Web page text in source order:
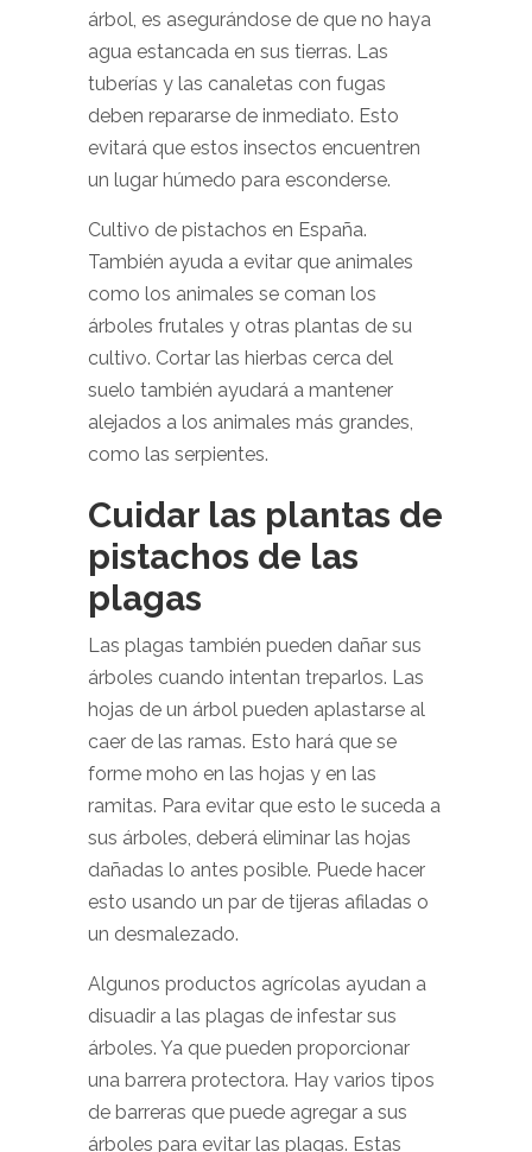
árbol, es asegurándose de que no haya
agua estancada en sus tierras. Las
tuberías y las canaletas con fugas
deben repararse de inmediato. Esto
evitará que estos insectos encuentren
un lugar húmedo para esconderse.
Cultivo de pistachos en España.
También ayuda a evitar que animales
como los animales se coman los
árboles frutales y otras plantas de su
cultivo. Cortar las hierbas cerca del
suelo también ayudará a mantener
alejados a los animales más grandes,
como las serpientes.
Cuidar las plantas de
pistachos de las
plagas
Las plagas también pueden dañar sus
árboles cuando intentan treparlos. Las
hojas de un árbol pueden aplastarse al
caer de las ramas. Esto hará que se
forme moho en las hojas y en las
ramitas. Para evitar que esto le suceda a
sus árboles, deberá eliminar las hojas
dañadas lo antes posible. Puede hacer
esto usando un par de tijeras afiladas o
un desmalezado.
Algunos productos agrícolas ayudan a
disuadir a las plagas de infestar sus
árboles. Ya que pueden proporcionar
una barrera protectora. Hay varios tipos
de barreras que puede agregar a sus
árboles para evitar las plagas. Estas